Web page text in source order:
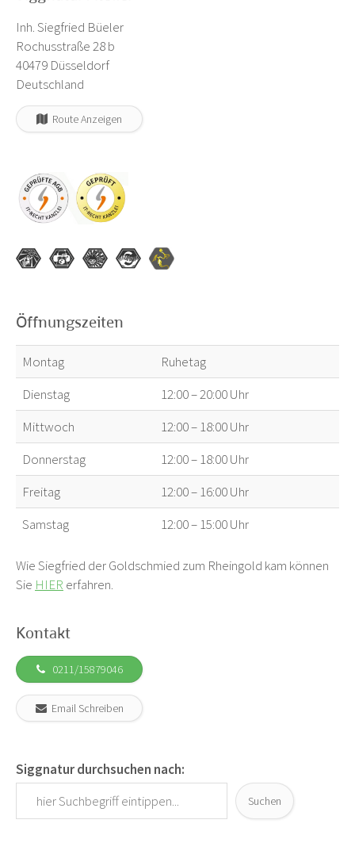
Inh. Siegfried Büeler
Rochusstraße 28 b
40479 Düsseldorf
Deutschland
Route Anzeigen
Öffnungszeiten
Montag
Ruhetag
Dienstag
12:00 – 20:00 Uhr
Mittwoch
12:00 – 18:00 Uhr
Donnerstag
12:00 – 18:00 Uhr
Freitag
12:00 – 16:00 Uhr
Samstag
12:00 – 15:00 Uhr
Wie Siegfried der Goldschmied zum Rheingold kam können
Sie HIER erfahren.
Kontakt
0211/15879046
Email Schreiben
Siggnatur durchsuchen nach:
Suchen